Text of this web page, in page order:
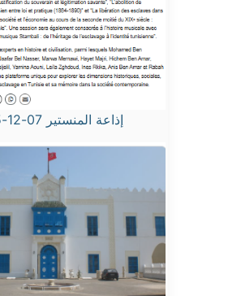
إذاعة المنستير 07-12-2025